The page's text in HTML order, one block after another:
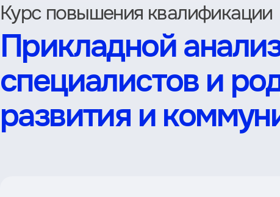
Курс повышения квалификации
Прикладной
специалистов и
развития и